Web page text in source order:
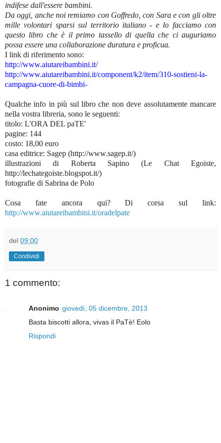
indifese dall'essere bambini.
Da oggi, anche noi remiamo con Goffredo, con Sara e con gli oltre
mille volontari sparsi sul territorio italiano - e lo facciamo con
questo libro che è il primo tassello di quella che ci auguriamo
possa essere una collaborazione duratura e proficua.
I link di riferimento sono:
http://www.aiutareibambini.it/
http://www.aiutareibambini.it/component/k2/item/310-sostieni-la-
campagna-cuore-di-bimbi-
Qualche info in più sul libro che non deve assolutamente mancare
nella vostra libreria, sono le seguenti:
titolo: L'ORA DEL paTE'
pagine: 144
costo: 18,00 euro
casa editrice: Sagep (http://www.sagep.it/)
illustrazioni di Roberta Sapino (Le Chat Egoiste,
http://lechategoiste.blogspot.it/)
fotografie di Sabrina de Polo
Cosa fate ancora qui? Di corsa sul link:
http://www.aiutareibambini.it/oradelpate
del 09:00
Condividi
1 commento:
Anonimo giovedì, 05 dicembre, 2013
Basta biscotti allora, vivas il PaTè! Eolo
Rispondi